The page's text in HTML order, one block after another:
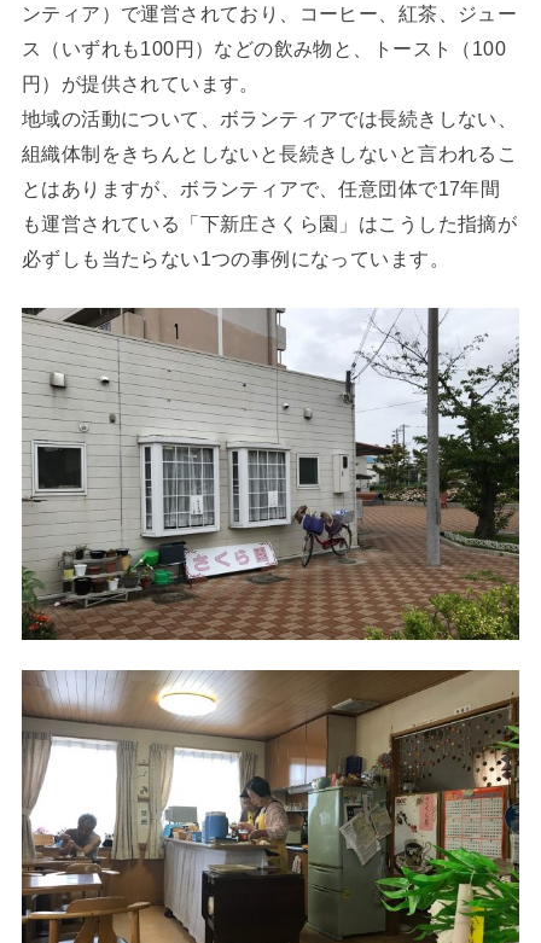
ンティア）で運営されており、コーヒー、紅茶、ジュー
ス（いずれも100円）などの飲み物と、トースト（100
円）が提供されています。
地域の活動について、ボランティアでは長続きしない、
組織体制をきちんとしないと長続きしないと言われるこ
とはありますが、ボランティアで、任意団体で17年間
も運営されている「下新庄さくら園」はこうした指摘が
必ずしも当たらない1つの事例になっています。